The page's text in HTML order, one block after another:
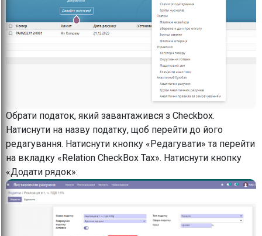
Обрати податок, який завантажився з Checkbox.
Натиснути на назву податку, щоб перейти до його
редагування. Натиснути кнопку «Редагувати» та перейти
на вкладку «Relation CheckBox Tax». Натиснути кнопку
«Додати рядок»: